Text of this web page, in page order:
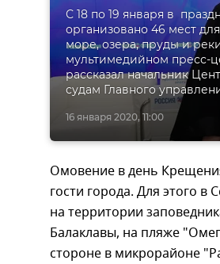
16 января 2020, 11:00
С 18 по 19 января в
организовано 46 мест
море, озера, пруды и
мультимедийном пресс-
рассказал начальник
судам Главного
Омовение в день
гости города. Для этого в
на территории
Балаклавы, на пляже
стороне в микрорайоне